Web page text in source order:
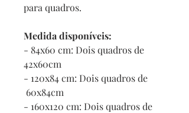
para quadros.
Medida disponíveis:
- 84x60 cm: Dois quadros de
42x60cm
- 120x84 cm: Dois quadros de
60x84cm
- 160x120 cm: Dois quadros de